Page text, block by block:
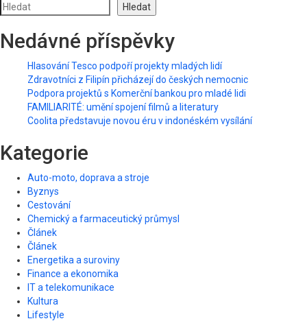
Hledat
Nedávné příspěvky
Hlasování Tesco podpoří projekty mladých lidí
Zdravotníci z Filipín přicházejí do českých nemocnic
Podpora projektů s Komerční bankou pro mladé lidi
FAMILIARITÉ: umění spojení filmů a literatury
Coolita představuje novou éru v indonéském vysílání
Kategorie
Auto-moto, doprava a stroje
Byznys
Cestování
Chemický a farmaceutický průmysl
Článek
Článek
Energetika a suroviny
Finance a ekonomika
IT a telekomunikace
Kultura
Lifestyle